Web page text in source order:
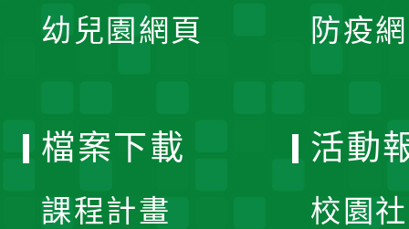
幼兒園網頁 防疫
檔案下載
課程計畫
活動
校園